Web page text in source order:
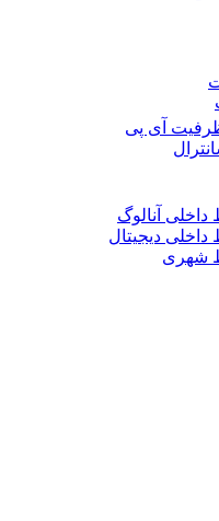
آی پی
آنالوگ
دیجیتال
شهری